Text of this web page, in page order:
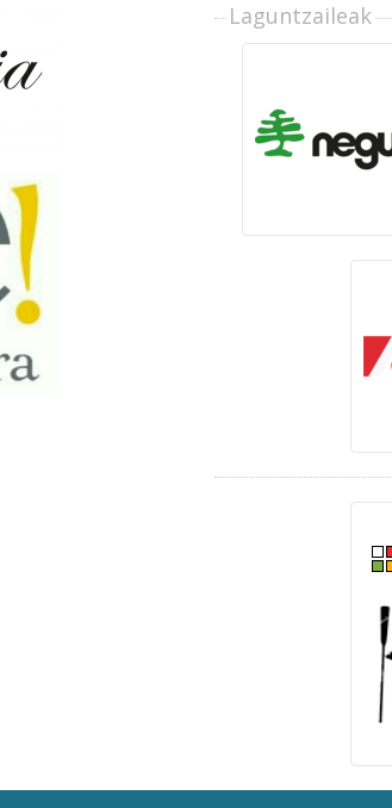
Laguntzaileak